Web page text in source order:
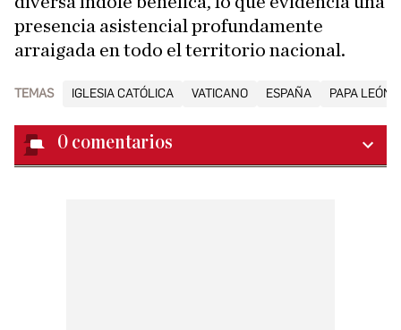
presencia asistencial profundamente
arraigada en todo el territorio nacional.
TEMAS IGLESIA CATÓLICA VATICANO ESPAÑA PAPA LEÓN
0 comentarios